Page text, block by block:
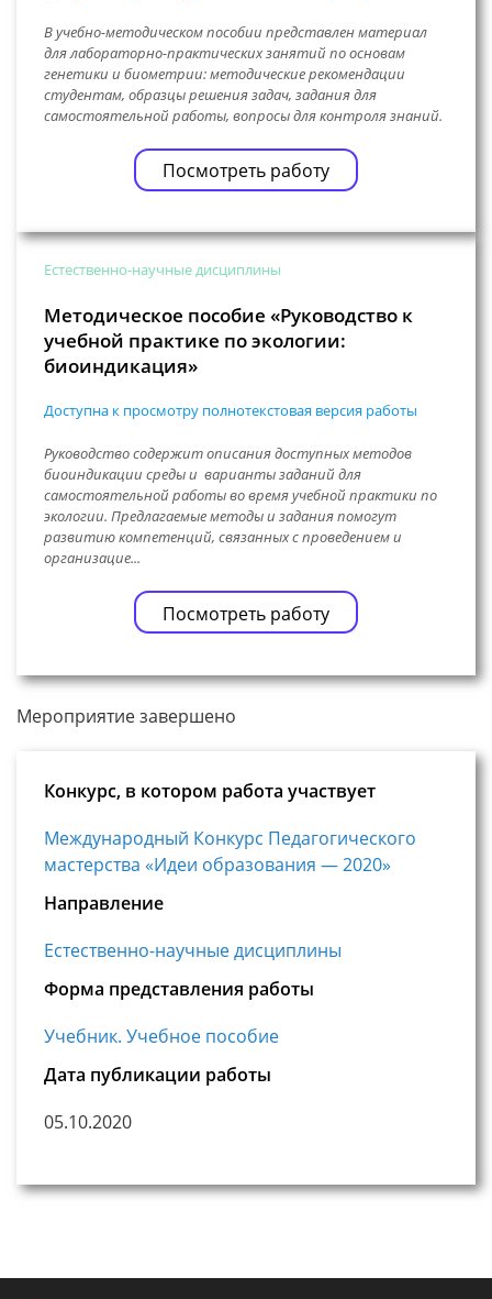
В учебно-методическом пособии представлен материал
для лабораторно-практических занятий по основам
генетики и биометрии: методические рекомендации
студентам, образцы решения задач, задания для
самостоятельной работы, вопросы для контроля знаний.
Посмотреть работу
Естественно-научные дисциплины
Методическое пособие «Руководство к
учебной практике по экологии:
биоиндикация»
Доступна к просмотру полнотекстовая версия работы
Руководство содержит описания доступных методов
биоиндикации среды и варианты заданий для
самостоятельной работы во время учебной практики по
экологии. Предлагаемые методы и задания помогут
развитию компетенций, связанных с проведением и
организацие...
Посмотреть работу
Мероприятие завершено
Конкурс, в котором работа участвует
Международный Конкурс Педагогического
мастерства «Идеи образования — 2020»
Направление
Естественно-научные дисциплины
Форма представления работы
Учебник. Учебное пособие
Дата публикации работы
05.10.2020